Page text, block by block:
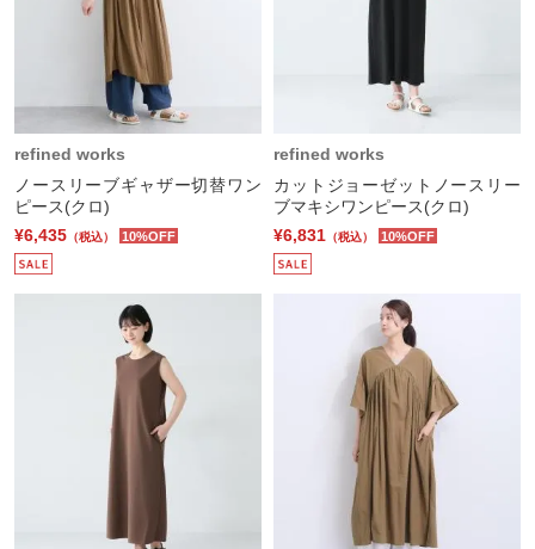
refined works
ノースリーブギャザー切替ワン
ピース(クロ)
¥6,435 （税込） 10%OFF
refined works
カットジョーゼットノースリー
ブマキシワンピース(クロ)
¥6,831 （税込） 10%OFF